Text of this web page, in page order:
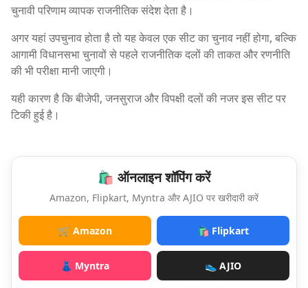
चुनावी परिणाम व्यापक राजनीतिक संदेश देता है।
अगर यहां उपचुनाव होता है तो यह केवल एक सीट का चुनाव नहीं होगा, बल्कि
आगामी विधानसभा चुनावों से पहले राजनीतिक दलों की ताकत और रणनीति
की भी परीक्षा मानी जाएगी।
यही कारण है कि बीजेपी, जनसुराज और विपक्षी दलों की नजर इस सीट पर
टिकी हुई है।
🛍️ ऑनलाइन शॉपिंग करें
Amazon, Flipkart, Myntra और AJIO पर खरीदारी करें
🛒 Amazon 🛍️ Flipkart
👗 Myntra 👟 AJIO